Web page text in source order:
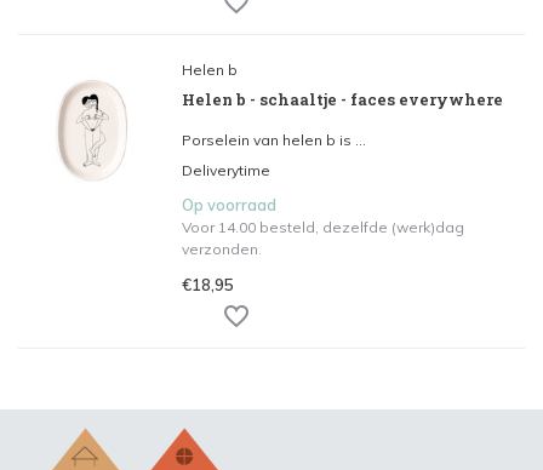
Helen b
Helen b - schaaltje - faces everywhere
Porselein van helen b is ...
Deliverytime
Op voorraad
Voor 14.00 besteld, dezelfde (werk)dag
verzonden.
€18,95